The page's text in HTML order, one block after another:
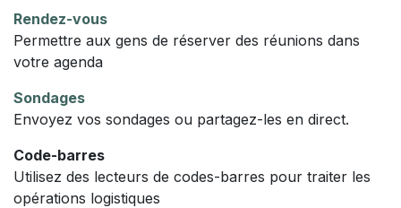
Rendez-vous
Permettre aux gens de réserver des réunions dans
votre agenda
Sondages
Envoyez vos sondages ou partagez-les en direct.
Code-barres
Utilisez des lecteurs de codes-barres pour traiter les
opérations logistiques